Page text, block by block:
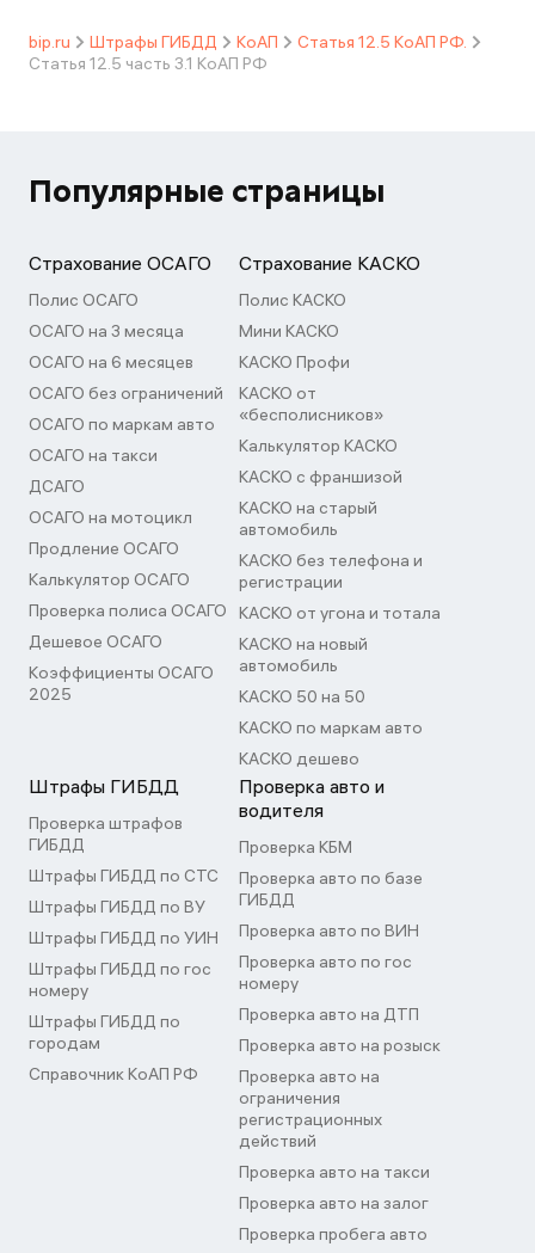
bip.ru Штрафы ГИБДД КоАП
Статья 12.5 КоАП РФ.
Статья 12.5 часть 3.1 КоАП РФ
Популярные страницы
Страхование ОСАГО
Полис ОСАГО
ОСАГО на 3 месяца
ОСАГО на 6 месяцев
ОСАГО без ограничений
ОСАГО по маркам авто
ОСАГО на такси
ДСАГО
ОСАГО на мотоцикл
Продление ОСАГО
Калькулятор ОСАГО
Проверка полиса ОСАГО
Дешевое ОСАГО
Коэффициенты ОСАГО
2025
Страхование КАСКО
Полис КАСКО
Мини КАСКО
КАСКО Профи
КАСКО от
«бесполисников»
Калькулятор КАСКО
КАСКО с франшизой
КАСКО на старый
автомобиль
КАСКО без телефона и
регистрации
КАСКО от угона и тотала
КАСКО на новый
автомобиль
КАСКО 50 на 50
КАСКО по маркам авто
КАСКО дешево
Штрафы ГИБДД
Проверка штрафов
ГИБДД
Штрафы ГИБДД по СТС
Штрафы ГИБДД по ВУ
Штрафы ГИБДД по УИН
Штрафы ГИБДД по гос
номеру
Штрафы ГИБДД по
городам
Справочник КоАП РФ
Проверка авто и
водителя
Проверка КБМ
Проверка авто по базе
ГИБДД
Проверка авто по ВИН
Проверка авто по гос
номеру
Проверка авто на ДТП
Проверка авто на розыск
Проверка авто на
ограничения
регистрационных
действий
Проверка авто на такси
Проверка авто на залог
Проверка пробега авто